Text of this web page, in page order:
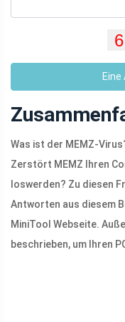
Was ist der MEMZ-
Zerstört MEMZ Ihren
loswerden? Zu diesen
Antworten aus diesem
MiniTool Webseite.
beschrieben, um Ihren